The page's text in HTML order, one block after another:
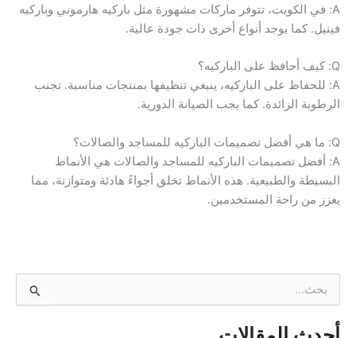
A: في الكويت، تتوفر ماركات مشهورة مثل باركيه هارموني وباركيه
فينيل. كما يوجد أنواع أخرى ذات جودة عالية.
Q: كيف أحافظ على الباركيه؟
A: للحفاظ على الباركيه، ينبغي تنظيفها بمنتجات مناسبة. تجنب
الرطوبة الزائدة. كما يجب الصيانة الدورية.
Q: ما هي أفضل تصميمات الباركيه للمساجد والصالات؟
A: أفضل تصميمات الباركيه للمساجد والصالات هي الأنماط
البسيطة والطبيعية. هذه الأنماط تخلق أجواءً هادئة ومتوازنة، مما
يعزز من راحة المستخدمين.
ح